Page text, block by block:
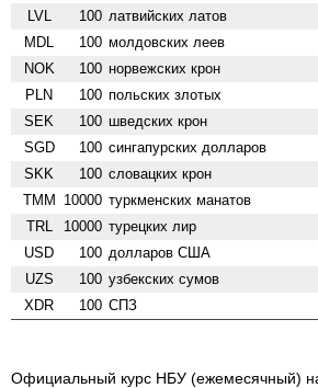
LVL 100 латвийских латов
MDL 100 молдовских леев
NOK 100 норвежских крон
PLN 100 польских злотых
SEK 100 шведских крон
SGD 100 сингапурских долларов
SKK 100 словацких крон
TMM 10000 туркменских манатов
TRL 10000 турецких лир
USD 100 долларов США
UZS 100 узбекских сумов
XDR 100 СПЗ
Официальный курс НБУ (ежемесячный)